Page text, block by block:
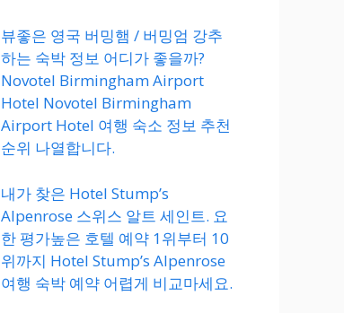
뷰좋은 영국 버밍햄 / 버밍엄 강추
하는 숙박 정보 어디가 좋을까?
Novotel Birmingham Airport
Hotel Novotel Birmingham
Airport Hotel 여행 숙소 정보 추천
순위 나열합니다.
내가 찾은 Hotel Stump’s
Alpenrose 스위스 알트 세인트. 요
한 평가높은 호텔 예약 1위부터 10
위까지 Hotel Stump’s Alpenrose
여행 숙박 예약 어렵게 비교마세요.